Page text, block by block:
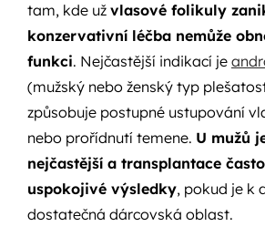
tam, kde už vlasové folikuly
konzervativní léčba nemůže
funkci. Nejčastější indikací je
(mužský nebo ženský typ
způsobuje postupné ustupování
nebo prořídnutí temene. U mužů
nejčastější a transplantace
uspokojivé výsledky, pokud je k
dostatečná dárcovská oblast.